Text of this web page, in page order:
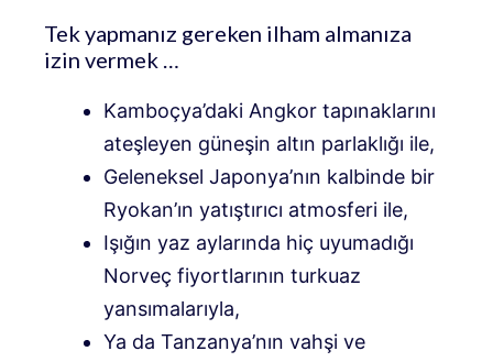
Tek yapmanız gereken ilham almanıza
izin vermek …
Kamboçya’daki Angkor tapınaklarını
ateşleyen güneşin altın parlaklığı ile,
Geleneksel Japonya’nın kalbinde bir
Ryokan’ın yatıştırıcı atmosferi ile,
Işığın yaz aylarında hiç uyumadığı
Norveç fiyortlarının turkuaz
yansımalarıyla,
Ya da Tanzanya’nın vahşi ve